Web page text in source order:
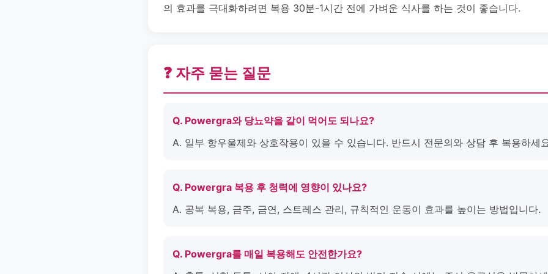
의 효과를 극대화하려면 복용 30분-1시간 전에 가벼운 식사를 하는 것이 좋습니다.
❓ 자주 묻는 질문
Q. Powergra와 당뇨약을 같이 먹어도 되나요?
A. 일부 항우울제와 상호작용이 있을 수 있습니다. 반드시 전문의와 상담 후 복용하세
Q. Powergra 복용 후 청력에 영향이 있나요?
A. 공복 복용, 금주, 금연, 스트레스 관리, 규칙적인 운동이 효과를 높이는 방법입니다.
Q. Powergra를 매일 복용해도 안전한가요?